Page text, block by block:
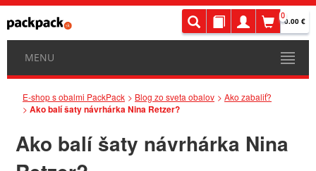
0
0.00 €
MENU
E-shop s obalmi PackPack Blog zo sveta obalov Ako zabaliť?
Ako balí šaty návrhárka Nina Retzer?
Ako balí šaty návrhárka Nina